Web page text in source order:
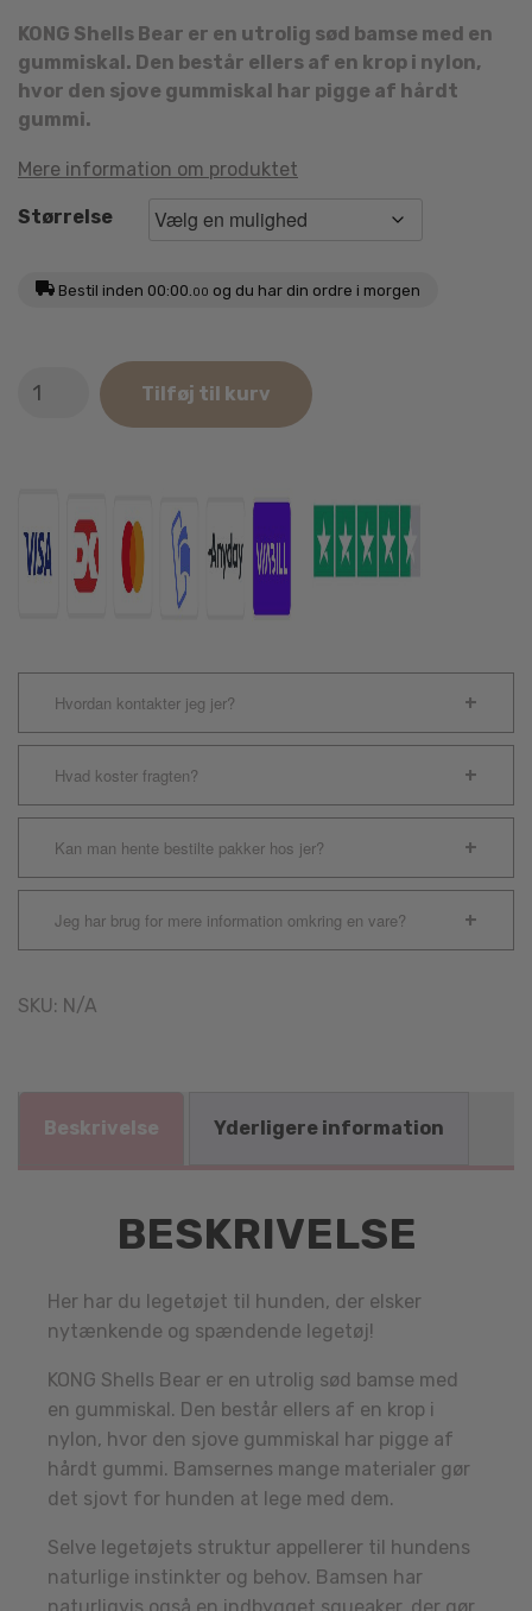
KONG Shells Bear er en utrolig sød bamse med en
gummiskal. Den består ellers af en krop i nylon,
hvor den sjove gummiskal har pigge af hårdt
gummi.
Mere information om produktet
Størrelse
Bestil inden 00:00.00 og du har din ordre i morgen
Shells
Tilføj til kurv
Hvordan kontakter jeg jer?
Hvad koster fragten?
Kan man hente bestilte pakker hos jer?
Jeg har brug for mere information omkring en vare?
SKU: N/A
Beskrivelse Yderligere information
BESKRIVELSE
Her har du legetøjet til hunden, der elsker
nytænkende og spændende legetøj!
KONG Shells Bear er en utrolig sød bamse med
en gummiskal. Den består ellers af en krop i
nylon, hvor den sjove gummiskal har pigge af
hårdt gummi. Bamsernes mange materialer gør
det sjovt for hunden at lege med dem.
Selve legetøjets struktur appellerer til hundens
naturlige instinkter og behov. Bamsen har